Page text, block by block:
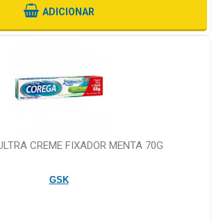
ADICIONAR
CREME FIXADOR MENTA 70G
GSK